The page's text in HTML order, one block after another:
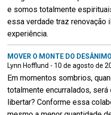
e somos totalmente
essa verdade traz renovação
experiência.
MOVER O MONTE DO DESÂNIMO
Lynn Hofflund - 10 de agosto de
Em momentos sombrios,
totalmente encurralados,
libertar? Conforme essa